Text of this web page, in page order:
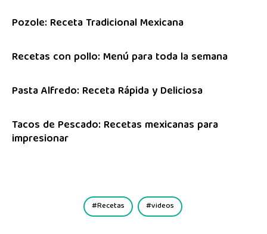
Pozole: Receta Tradicional Mexicana
Recetas con pollo: Menú para toda la semana
Pasta Alfredo: Receta Rápida y Deliciosa
Tacos de Pescado: Recetas mexicanas para
impresionar
Recetas videos